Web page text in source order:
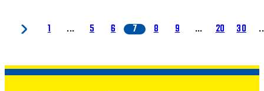
1 ... 5 6 7 8 9 ... 20 30